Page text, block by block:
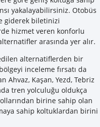
yakalayabilirsiniz. Otobüs
giderek biletinizi
hizmet veren konforlu
arasında yer alır.
alternatiflerden bir
inceleme fırsatı da
Ahvaz, Kaşan, Yezd, Tebriz
tren yolculuğu oldukça
birine sahip olan
sahip koltuklardan birini